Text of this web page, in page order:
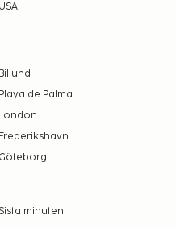
USA
Billund
Playa de Palma
London
Frederikshavn
Göteborg
Sista minuten